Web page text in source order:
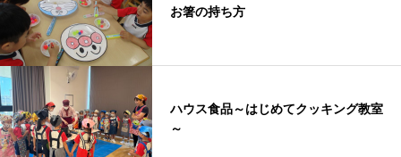
お箸の持ち方
ハウス食品～はじめてクッキング教室
～